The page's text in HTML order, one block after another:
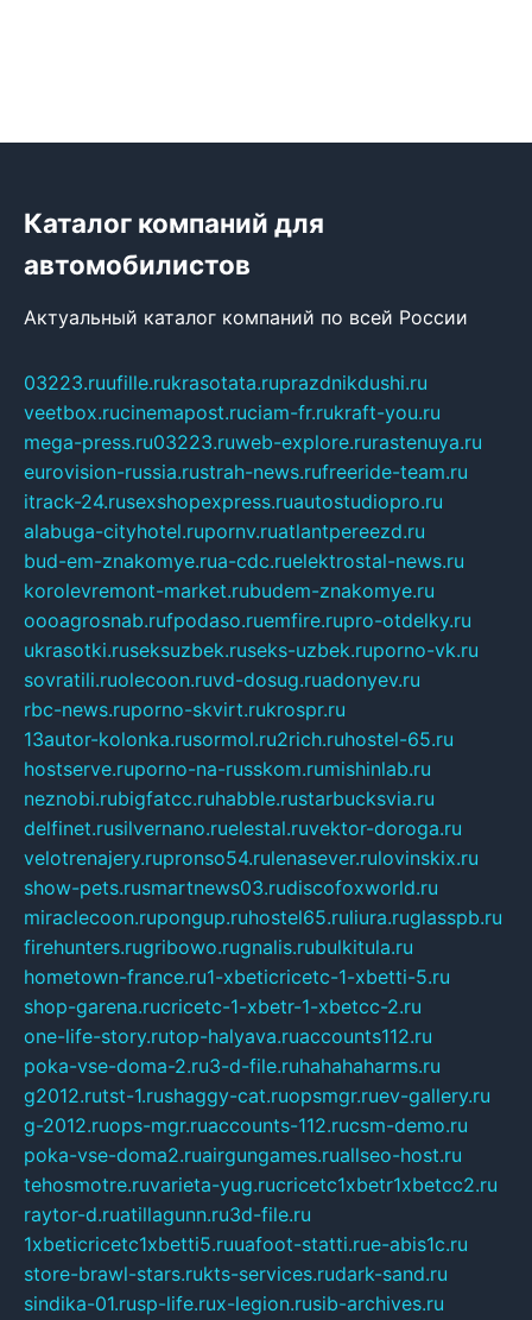
Каталог компаний для
автомобилистов
Актуальный каталог компаний по всей России
03223.ruufille.rukrasotata.ruprazdnikdushi.ru
veetbox.rucinemapost.ruciam-fr.rukraft-you.ru
mega-press.ru03223.ruweb-explore.rurastenuya.ru
eurovision-russia.rustrah-news.rufreeride-team.ru
itrack-24.rusexshopexpress.ruautostudiopro.ru
alabuga-cityhotel.rupornv.ruatlantpereezd.ru
bud-em-znakomye.rua-cdc.ruelektrostal-news.ru
korolevremont-market.rubudem-znakomye.ru
oooagrosnab.rufpodaso.ruemfire.rupro-otdelky.ru
ukrasotki.ruseksuzbek.ruseks-uzbek.ruporno-vk.ru
sovratili.ruolecoon.ruvd-dosug.ruadonyev.ru
rbc-news.ruporno-skvirt.rukrospr.ru
13autor-kolonka.rusormol.ru2rich.ruhostel-65.ru
hostserve.ruporno-na-russkom.rumishinlab.ru
neznobi.rubigfatcc.ruhabble.rustarbucksvia.ru
delfinet.rusilvernano.ruelestal.ruvektor-doroga.ru
velotrenajery.rupronso54.rulenasever.rulovinskix.ru
show-pets.rusmartnews03.rudiscofoxworld.ru
miraclecoon.rupongup.ruhostel65.ruliura.ruglasspb.ru
firehunters.rugribowo.rugnalis.rubulkitula.ru
hometown-france.ru1-xbeticricetc-1-xbetti-5.ru
shop-garena.rucricetc-1-xbetr-1-xbetcc-2.ru
one-life-story.rutop-halyava.ruaccounts112.ru
poka-vse-doma-2.ru3-d-file.ruhahahaharms.ru
g2012.rutst-1.rushaggy-cat.ruopsmgr.ruev-gallery.ru
g-2012.ruops-mgr.ruaccounts-112.rucsm-demo.ru
poka-vse-doma2.ruairgungames.ruallseo-host.ru
tehosmotre.ruvarieta-yug.rucricetc1xbetr1xbetcc2.ru
raytor-d.ruatillagunn.ru3d-file.ru
1xbeticricetc1xbetti5.ruuafoot-statti.rue-abis1c.ru
store-brawl-stars.rukts-services.rudark-sand.ru
sindika-01.rusp-life.rux-legion.rusib-archives.ru